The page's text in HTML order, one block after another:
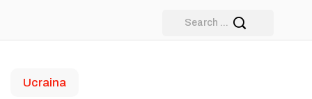
Ucraina